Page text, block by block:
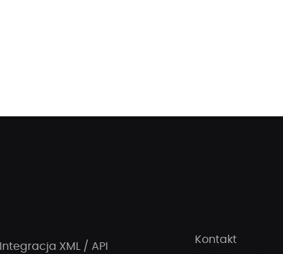
Integracja XML / API
Kontakt